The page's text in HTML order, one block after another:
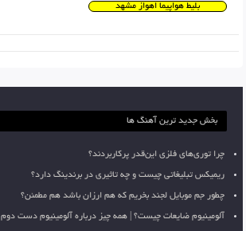
بلیط هواپیما اهواز مشهد
بخش جدید ترین آهنگ ها
چرا توری‌های فلزی این‌قدر پرکاربردند؟
ریمیکس تبلیغاتی چیست و چه تاثیری در برندینگ دارد؟
چطور جم موبایل لجند بخریم که هم ارزان باشد هم مطمئن؟
آلومینیوم ضایعات چیست؟ | همه چیز درباره آلومینیوم دست دوم